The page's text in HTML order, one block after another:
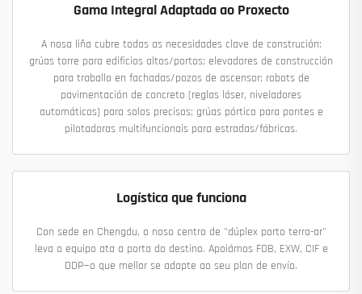
Gama Integral Adaptada ao Proxecto
A nosa liña cubre todas as necesidades clave de construción:
grúas torre para edificios altos/portos; elevadores de construcción
para traballo en fachadas/pozos de ascensor; robots de
pavimentación de concreto (reglas láser, niveladores
automáticos) para solos precisos; grúas pórtico para pontes e
pilotadoras multifuncionais para estradas/fábricas.
Logística que funciona
Con sede en Chengdu, o noso centro de "dúplex porto terra-ar"
leva o equipo ata a porta do destino. Apoiámos FOB, EXW, CIF e
DDP—o que mellor se adapte ao seu plan de envío.